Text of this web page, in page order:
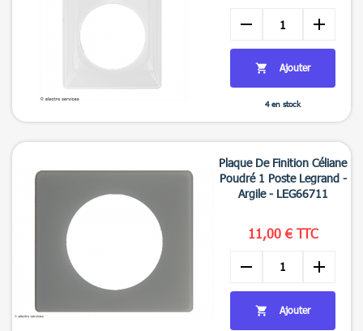

remove add
 Ajouter
4 en stock
Plaque De Finition Céliane
Poudré 1 Poste Legrand -
Argile - LEG66711
11,00 € TTC
remove add
 Ajouter